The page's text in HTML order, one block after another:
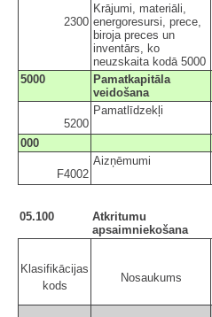
2300
Krājumi, materiāli,
energoresursi, prece,
biroja preces un
inventārs, ko
neuzskaita kodā 5000
5000
Pamatkapitāla
veidošana
5200
Pamatlīdzekļi
000
F4002
Aizņēmumi
05.100
Atkritumu
apsaimniekošana
Klasifikācijas
kods
Nosaukums